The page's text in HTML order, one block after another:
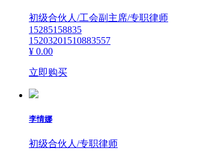
初级合伙人/工会副主席/专职律师
15285158835
15203201510883557
¥ 0.00
立即购买
李情娜
初级合伙人/专职律师